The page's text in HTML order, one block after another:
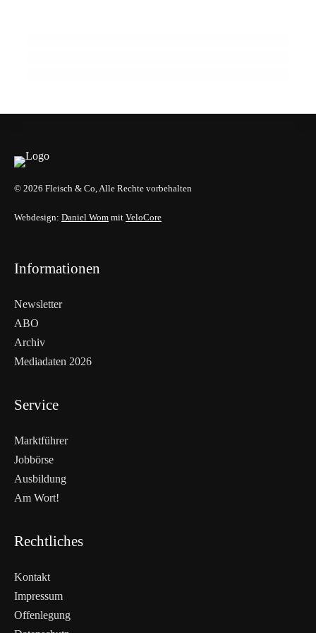
WEITERLESEN
© 2026 Fleisch & Co, Alle Rechte vorbehalten
Webdesign: Daniel Wom mit VeloCore
Informationen
Newsletter
ABO
Archiv
Mediadaten 2026
Service
Marktführer
Jobbörse
Ausbildung
Am Wort!
Rechtliches
Kontakt
Impressum
Offenlegung